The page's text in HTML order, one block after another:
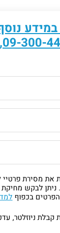
במידע
09-300-
מסירת פרטיי
ניתן לבקש
בכפוף
ניוזלטר,